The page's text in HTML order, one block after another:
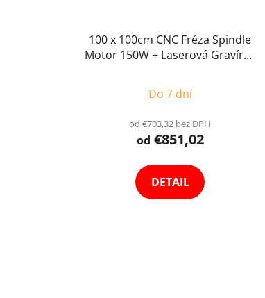
100 x 100cm CNC Fréza Spindle
Motor 150W + Laserová Gravírka
Stroj
hodnotenie
produktu
je
z
Do 7 dní
od €703,32 bez DPH
od €851,02
DETAIL